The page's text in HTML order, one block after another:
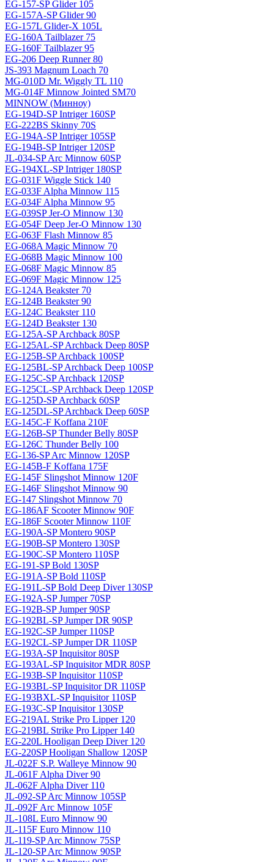
EG-157-SP Glider 105
EG-157A-SP Glider 90
EG-157L Glider-X 105L
EG-160A Tailblazer 75
EG-160F Tailblazer 95
EG-206 Deep Runner 80
JS-393 Magnum Loach 70
MG-010D Mr. Wiggly TL 110
MG-014F Minnow Jointed SM70
MINNOW (Минноу)
EG-194D-SP Intriger 160SP
EG-222BS Skinny 70S
EG-194A-SP Intriger 105SP
EG-194B-SP Intriger 120SP
JL-034-SP Arc Minnow 60SP
EG-194XL-SP Intriger 180SP
EG-031F Wiggle Stick 140
EG-033F Alpha Minnow 115
EG-034F Alpha Minnow 95
EG-039SP Jer-O Minnow 130
EG-054F Deep Jer-O Minnow 130
EG-063F Flash Minnow 85
EG-068A Magic Minnow 70
EG-068B Magic Minnow 100
EG-068F Magic Minnow 85
EG-069F Magiс Minnow 125
EG-124A Beakster 70
EG-124B Beakster 90
EG-124C Beakster 110
EG-124D Beakster 130
EG-125A-SP Archback 80SP
EG-125AL-SP Archback Deep 80SP
EG-125B-SP Archback 100SP
EG-125BL-SP Archback Deep 100SP
EG-125C-SP Archback 120SP
EG-125CL-SP Archback Deep 120SP
EG-125D-SP Archback 60SP
EG-125DL-SP Archback Deep 60SP
EG-145C-F Koffana 210F
EG-126B-SP Thunder Belly 80SP
EG-126C Thunder Belly 100
EG-136-SP Arc Minnow 120SP
EG-145B-F Koffana 175F
EG-145F Slingshot Minnow 120F
EG-146F Slingshot Minnow 90
EG-147 Slingshot Minnow 70
EG-186AF Scooter Minnow 90F
EG-186F Scooter Minnow 110F
EG-190A-SP Montero 90SP
EG-190B-SP Montero 130SP
EG-190C-SP Montero 110SP
EG-191-SP Bold 130SP
EG-191A-SP Bold 110SP
EG-191L-SP Bold Deep Diver 130SP
EG-192A-SP Jumper 70SP
EG-192B-SP Jumper 90SP
EG-192BL-SP Jumper DR 90SP
EG-192C-SP Jumper 110SP
EG-192CL-SP Jumper DR 110SP
EG-193A-SP Inquisitor 80SP
EG-193AL-SP Inquisitor MDR 80SP
EG-193B-SP Inquisitor 110SP
EG-193BL-SP Inquisitor DR 110SP
EG-193BXL-SP Inquisitor 110SP
EG-193C-SP Inquisitor 130SP
EG-219AL Strike Pro Lipper 120
EG-219BL Strike Pro Lipper 140
EG-220L Hooligan Deep Diver 120
EG-220SP Hooligan Shallow 120SP
JL-022F S.P. Walleye Minnow 90
JL-061F Alpha Diver 90
JL-062F Alpha Diver 110
JL-092-SP Arc Minnow 105SP
JL-092F Arc Minnow 105F
JL-108L Euro Minnow 90
JL-115F Euro Minnow 110
JL-119-SP Arc Minnow 75SP
JL-120-SP Arc Minnow 90SP